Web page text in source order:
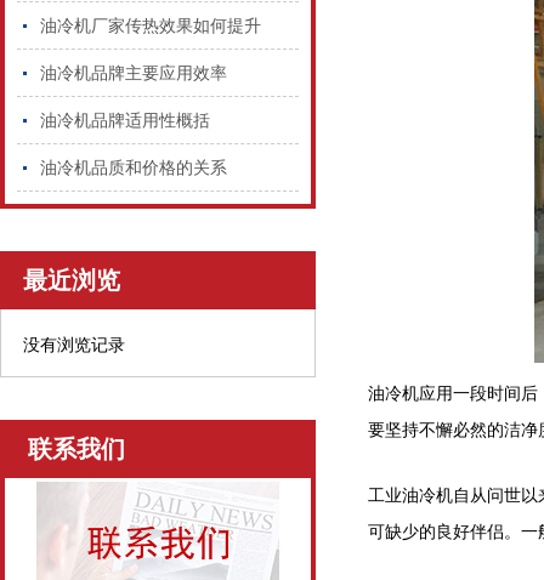
油冷机厂家传热效果如何提升
油冷机品牌主要应用效率
油冷机品牌适用性概括
油冷机品质和价格的关系
最近浏览
没有浏览记录
联系我们
油冷机应用一段时间
要坚持不懈必然的洁
工业油冷机自从问世
可缺少的良好伴侣。